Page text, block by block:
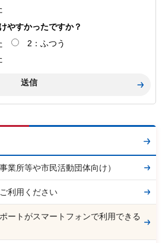
やすかったですか？
2：ふつう
業所等や市民活動団体向け）
利用ください
ートがスマートフォンで利用できる